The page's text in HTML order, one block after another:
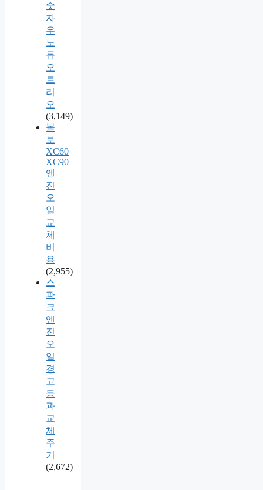
숫
자
우
노
듀
오
트
리
오
(3,149)
볼
보
XC60
XC90
엔
진
오
일
교
체
비
용
(2,955)
스
파
크
엔
진
오
일
경
고
등
과
교
체
주
기
(2,672)